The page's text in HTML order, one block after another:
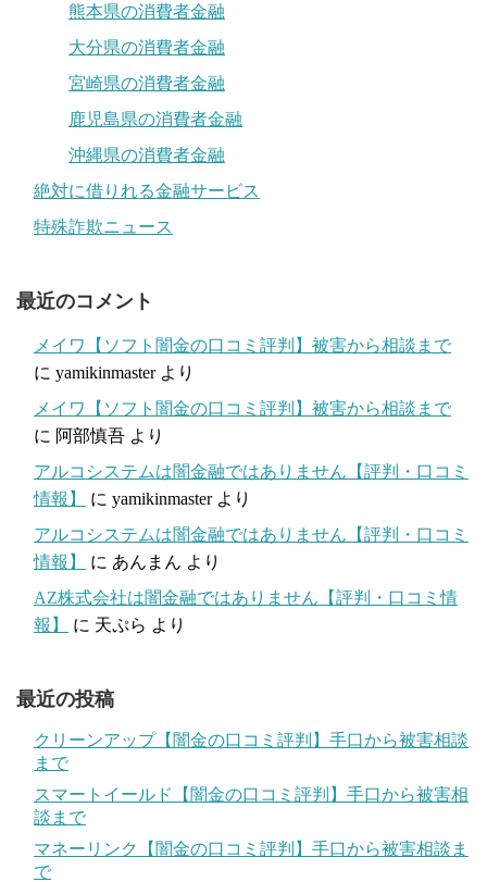
熊本県の消費者金融
大分県の消費者金融
宮崎県の消費者金融
鹿児島県の消費者金融
沖縄県の消費者金融
絶対に借りれる金融サービス
特殊詐欺ニュース
最近のコメント
メイワ【ソフト闇金の口コミ評判】被害から相談まで
に yamikinmasterより
メイワ【ソフト闇金の口コミ評判】被害から相談まで
に 阿部慎吾 より
アルコシステムは闇金融ではありません【評判・口コミ
情報】
に yamikinmasterより
アルコシステムは闇金融ではありません【評判・口コミ
情報】
に あんまん より
AZ株式会社は闇金融ではありません【評判・口コミ情
報】
に 天ぷら より
最近の投稿
クリーンアップ【闇金の口コミ評判】手口から被害相談
まで
スマートイールド【闇金の口コミ評判】手口から被害相
談まで
マネーリンク【闇金の口コミ評判】手口から被害相談ま
で